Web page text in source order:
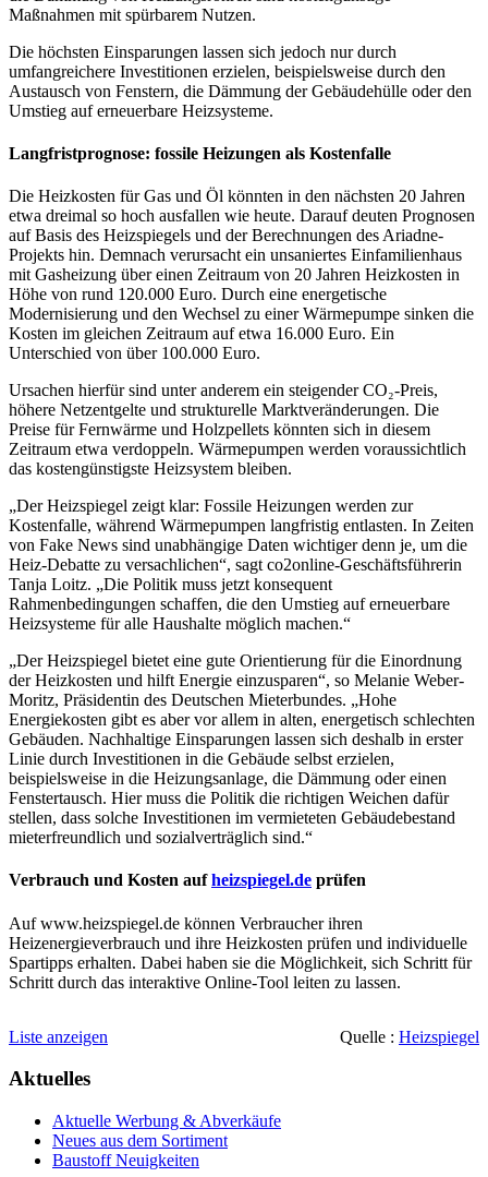
Maßnahmen mit spürbarem Nutzen.
Die höchsten Einsparungen lassen sich jedoch nur durch
umfangreichere Investitionen erzielen, beispielsweise durch den
Austausch von Fenstern, die Dämmung der Gebäudehülle oder den
Umstieg auf erneuerbare Heizsysteme.
Langfristprognose: fossile Heizungen als Kostenfalle
Die Heizkosten für Gas und Öl könnten in den nächsten 20 Jahren
etwa dreimal so hoch ausfallen wie heute. Darauf deuten Prognosen
auf Basis des Heizspiegels und der Berechnungen des Ariadne-
Projekts hin. Demnach verursacht ein unsaniertes Einfamilienhaus
mit Gasheizung über einen Zeitraum von 20 Jahren Heizkosten in
Höhe von rund 120.000 Euro. Durch eine energetische
Modernisierung und den Wechsel zu einer Wärmepumpe sinken die
Kosten im gleichen Zeitraum auf etwa 16.000 Euro. Ein
Unterschied von über 100.000 Euro.
Ursachen hierfür sind unter anderem ein steigender CO₂-Preis,
höhere Netzentgelte und strukturelle Marktveränderungen. Die
Preise für Fernwärme und Holzpellets könnten sich in diesem
Zeitraum etwa verdoppeln. Wärmepumpen werden voraussichtlich
das kostengünstigste Heizsystem bleiben.
„Der Heizspiegel zeigt klar: Fossile Heizungen werden zur
Kostenfalle, während Wärmepumpen langfristig entlasten. In Zeiten
von Fake News sind unabhängige Daten wichtiger denn je, um die
Heiz-Debatte zu versachlichen“, sagt co2online-Geschäftsführerin
Tanja Loitz. „Die Politik muss jetzt konsequent
Rahmenbedingungen schaffen, die den Umstieg auf erneuerbare
Heizsysteme für alle Haushalte möglich machen.“
„Der Heizspiegel bietet eine gute Orientierung für die Einordnung
der Heizkosten und hilft Energie einzusparen“, so Melanie Weber-
Moritz, Präsidentin des Deutschen Mieterbundes. „Hohe
Energiekosten gibt es aber vor allem in alten, energetisch schlechten
Gebäuden. Nachhaltige Einsparungen lassen sich deshalb in erster
Linie durch Investitionen in die Gebäude selbst erzielen,
beispielsweise in die Heizungsanlage, die Dämmung oder einen
Fenstertausch. Hier muss die Politik die richtigen Weichen dafür
stellen, dass solche Investitionen im vermieteten Gebäudebestand
mieterfreundlich und sozialverträglich sind.“
Verbrauch und Kosten aufheizspiegel.de prüfen
Auf www.heizspiegel.de können Verbraucher ihren
Heizenergieverbrauch und ihre Heizkosten prüfen und individuelle
Spartipps erhalten. Dabei haben sie die Möglichkeit, sich Schritt für
Schritt durch das interaktive Online-Tool leiten zu lassen.
Quelle : Heizspiegel
Liste anzeigen
Aktuelles
Aktuelle Werbung & Abverkäufe
Neues aus dem Sortiment
Baustoff Neuigkeiten